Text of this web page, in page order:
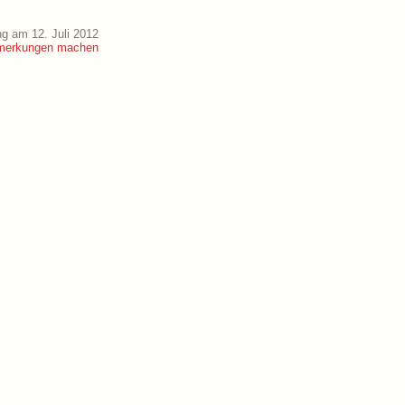
am 12. Juli 2012